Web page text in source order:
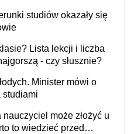
studiów okazały się
Lista lekcji i liczba
- czy słusznie?
Minister mówi o
studiami
może złożyć u
to wiedzieć przed